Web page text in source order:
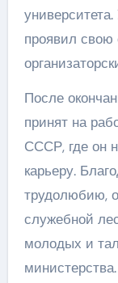
проявил свою
После
принят на
СССР, где он
карьеру.
трудолюбию,
служебной
молодых и
министерства.